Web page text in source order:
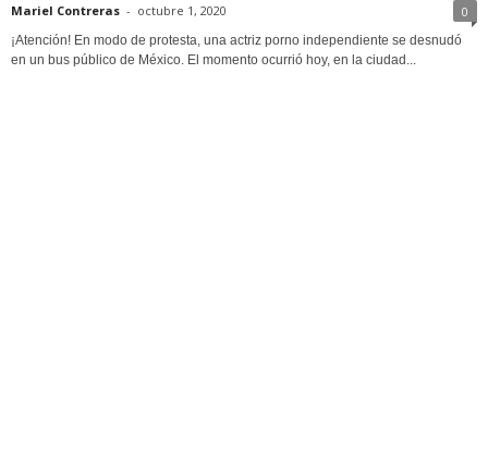
Mariel Contreras - octubre 1, 2020 0
¡Atención! En modo de protesta, una actriz porno independiente se desnudó
en un bus público de México. El momento ocurrió hoy, en la ciudad...